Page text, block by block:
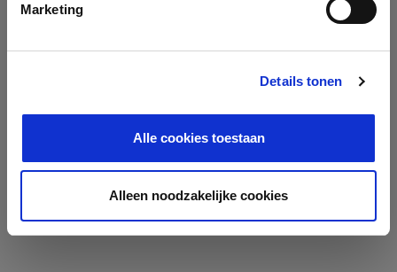
Marketing
Details tonen
Alle cookies toestaan
Alleen noodzakelijke cookies